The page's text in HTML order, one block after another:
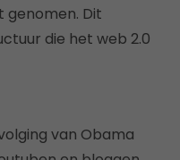
genomen. Dit
die het web 2.0
van Obama